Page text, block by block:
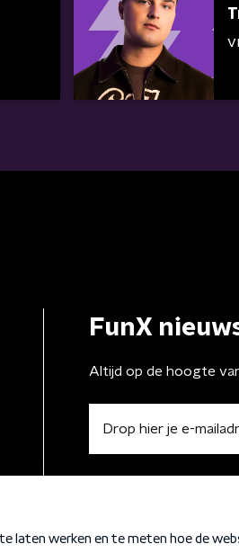
FunX
Altijd op de hoogte